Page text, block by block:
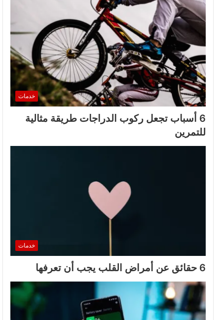
خدمات
6 أسباب تجعل ركوب الدراجات طريقة مثالية
للتمرين
خدمات
6 حقائق عن أمراض القلب يجب أن تعرفها